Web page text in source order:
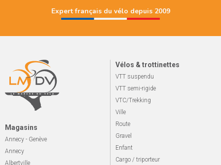
Expert français du vélo depuis 2009
Magasins
Annecy - Genève
Annecy
Albertville
Vélos & trottinettes
VTT suspendu
VTT semi-rigide
VTC/Trekking
Ville
Route
Gravel
Enfant
Cargo / triporteur